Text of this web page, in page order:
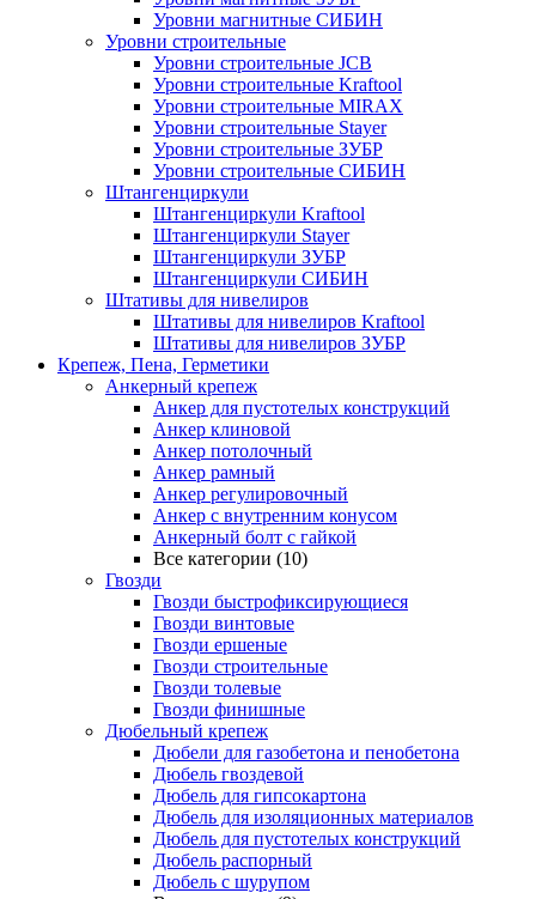
Уровни магнитные СИБИН
Уровни строительные
Уровни строительные JCB
Уровни строительные Kraftool
Уровни строительные MIRAX
Уровни строительные Stayer
Уровни строительные ЗУБР
Уровни строительные СИБИН
Штангенциркули
Штангенциркули Kraftool
Штангенциркули Stayer
Штангенциркули ЗУБР
Штангенциркули СИБИН
Штативы для нивелиров
Штативы для нивелиров Kraftool
Штативы для нивелиров ЗУБР
Крепеж, Пена, Герметики
Анкерный крепеж
Анкер для пустотелых конструкций
Анкер клиновой
Анкер потолочный
Анкер рамный
Анкер регулировочный
Анкер с внутренним конусом
Анкерный болт с гайкой
Все категории (10)
Гвозди
Гвозди быстрофиксирующиеся
Гвозди винтовые
Гвозди ершеные
Гвозди строительные
Гвозди толевые
Гвозди финишные
Дюбельный крепеж
Дюбели для газобетона и пенобетона
Дюбель гвоздевой
Дюбель для гипсокартона
Дюбель для изоляционных материалов
Дюбель для пустотелых конструкций
Дюбель распорный
Дюбель с шурупом